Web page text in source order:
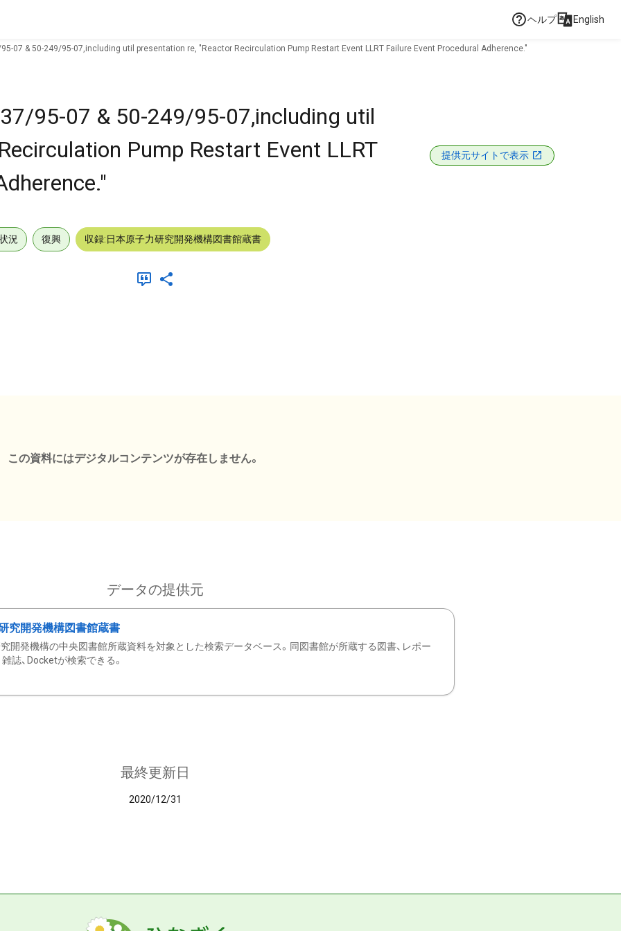
ヘルプ English
07 & 50-249/95-07,including util presentation re, "Reactor Recirculation Pump Restart Event LLRT Failure Event Procedural Adherence."
95-07 & 50-249/95-07,including util
Pump Restart Event LLRT
提供元サイトで表示
況 復興 収録:日本原子力研究開発機構図書館蔵書
この資料にはデジタルコンテンツが存在しません。
データの提供元
究開発機構図書館蔵書
開発機構の中央図書館所蔵資料を対象とした検索データベース。同図書館が所蔵する図書、レポー
雑誌、Docketが検索できる。
最終更新日
2020/12/31